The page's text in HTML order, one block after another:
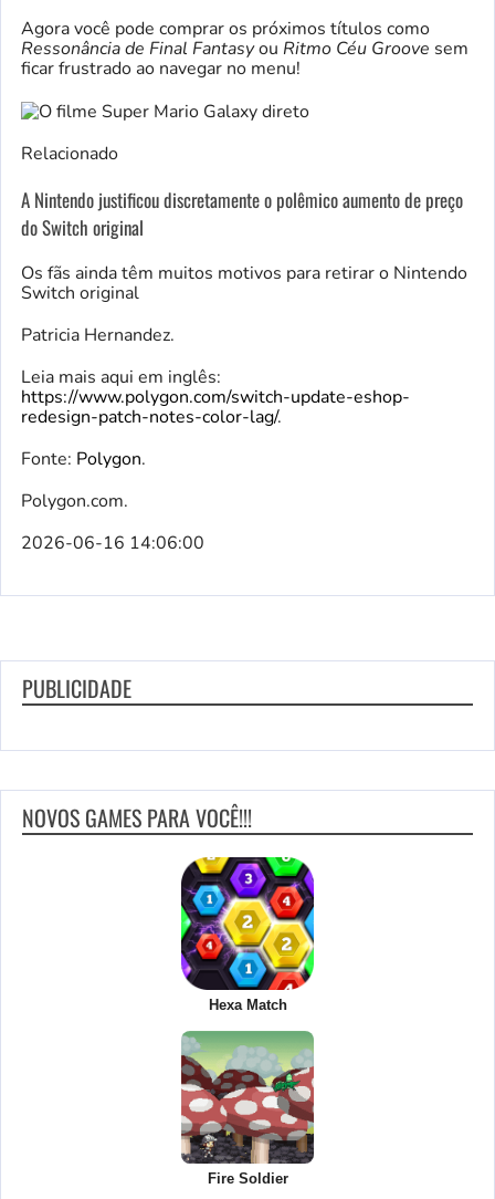
Agora você pode comprar os próximos títulos como
Ressonância de Final Fantasyou Ritmo Céu Groove sem
ficar frustrado ao navegar no menu!
Relacionado
A Nintendo justificou discretamente o polêmico aumento de preço
do Switch original
Os fãs ainda têm muitos motivos para retirar o Nintendo
Switch original
Patricia Hernandez.
Leia mais aqui em inglês:
https://www.polygon.com/switch-update-eshop-
redesign-patch-notes-color-lag/.
Fonte: Polygon.
Polygon.com.
2026-06-16 14:06:00
PUBLICIDADE
NOVOS GAMES PARA VOCÊ!!!
Hexa Match
Fire Soldier